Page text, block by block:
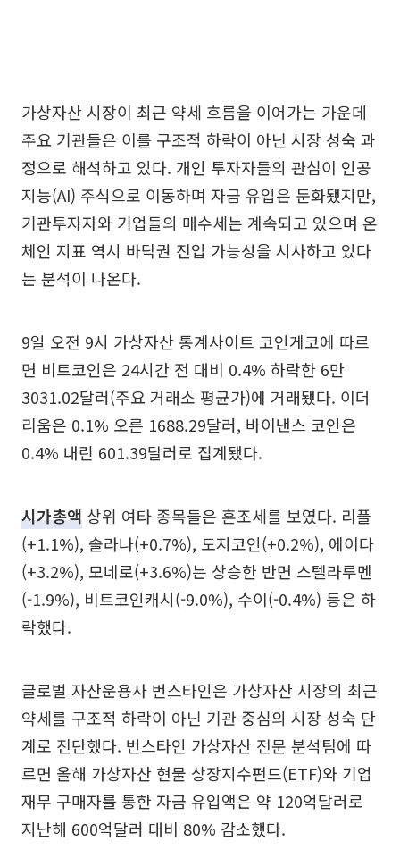
가상자산 시장이 최근 약세 흐름을 이어가는 가운데
주요 기관들은 이를 구조적 하락이 아닌 시장 성숙 과
정으로 해석하고 있다. 개인 투자자들의 관심이 인공
지능(AI) 주식으로 이동하며 자금 유입은 둔화됐지만,
기관투자자와 기업들의 매수세는 계속되고 있으며 온
체인 지표 역시 바닥권 진입 가능성을 시사하고 있다
는 분석이 나온다.
9일 오전 9시 가상자산 통계사이트 코인게코에 따르
면 비트코인은 24시간 전 대비 0.4% 하락한 6만
3031.02달러(주요 거래소 평균가)에 거래됐다. 이더
리움은 0.1% 오른 1688.29달러, 바이낸스 코인은
0.4% 내린 601.39달러로 집계됐다.
시가총액 상위 여타 종목들은 혼조세를 보였다. 리플
(+1.1%), 솔라나(+0.7%), 도지코인(+0.2%), 에이다
(+3.2%), 모네로(+3.6%)는 상승한 반면 스텔라루멘
(-1.9%), 비트코인캐시(-9.0%), 수이(-0.4%) 등은 하
락했다.
글로벌 자산운용사 번스타인은 가상자산 시장의 최근
약세를 구조적 하락이 아닌 기관 중심의 시장 성숙 단
계로 진단했다. 번스타인 가상자산 전문 분석팀에 따
르면 올해 가상자산 현물 상장지수펀드(ETF)와 기업
재무 구매자를 통한 자금 유입액은 약 120억달러로
지난해 600억달러 대비 80% 감소했다.